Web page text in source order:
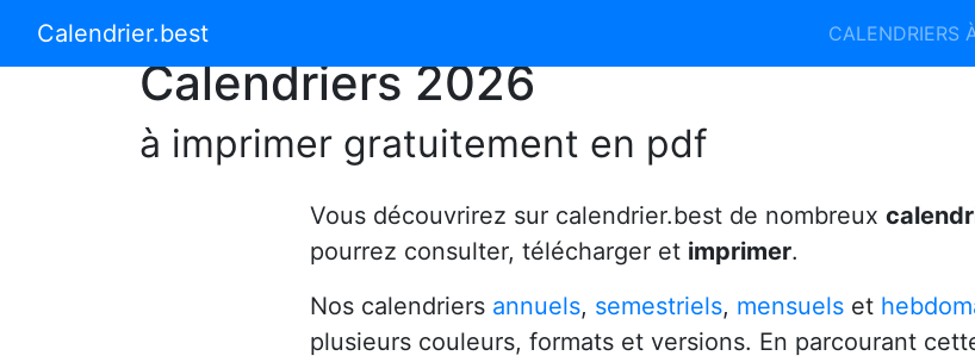
Calendrier.best CALENDRIERS
Calendrier 2024 Calendrier 2027
Calendriers 2026
à imprimer gratuitement en pdf
Vous découvrirez sur calendrier.best de nombreux
pourrez consulter, télécharger et imprimer.
Nos calendriers annuels, semestriels, mensuelset
plusieurs couleurs, formats et versions. En parcourant